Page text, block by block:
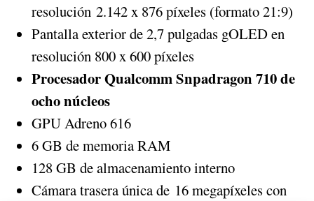
resolución 2.142 x 876 píxeles (formato 21:9)
Pantalla exterior de 2,7 pulgadas gOLED en
resolución 800 x 600 píxeles
Procesador Qualcomm Snpadragon 710 de
ocho núcleos
GPU Adreno 616
6 GB de memoria RAM
128 GB de almacenamiento interno
Cámara trasera única de 16 megapíxeles con